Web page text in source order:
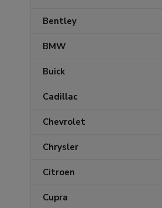
Bentley
BMW
Buick
Cadillac
Chevrolet
Chrysler
Citroen
Cupra